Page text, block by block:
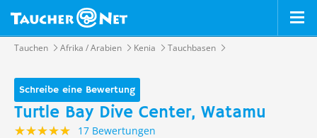
Tauchen Afrika / Arabien Kenia Tauchbasen
Schreibe eine Bewertung
Turtle Bay Dive Center, Watamu
17 Bewertungen